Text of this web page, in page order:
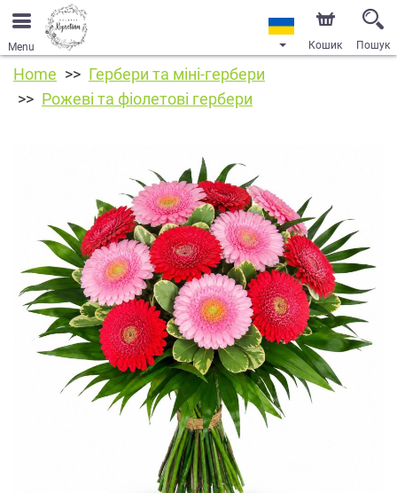
Menu Кошик Пошук
Home
Гербери та міні-гербери
Рожеві та фіолетові гербери